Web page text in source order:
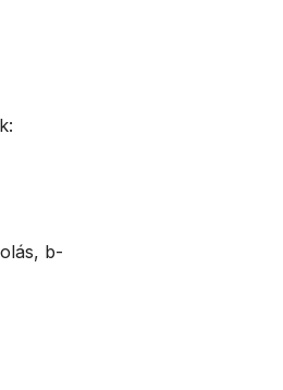
b-